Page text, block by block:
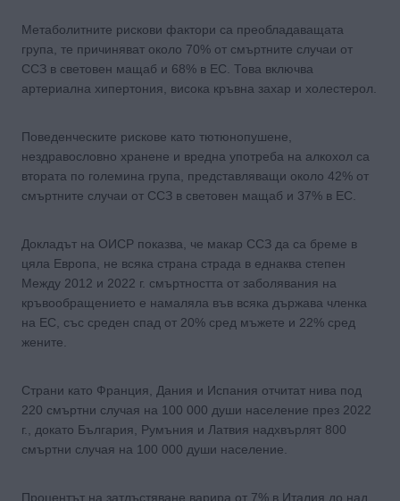
Метаболитните рискови фактори са преобладаващата
група, те причиняват около 70% от смъртните случаи от
ССЗ в световен мащаб и 68% в ЕС. Това включва
артериална хипертония, висока кръвна захар и холестерол.
Поведенческите рискове като тютюнопушене,
нездравословно хранене и вредна употреба на алкохол са
втората по големина група, представляващи около 42% от
смъртните случаи от ССЗ в световен мащаб и 37% в ЕС.
Докладът на ОИСР показва, че макар ССЗ да са бреме в
цяла Европа, не всяка страна страда в еднаква степен
Между 2012 и 2022 г. смъртността от заболявания на
кръвообращението е намаляла във всяка държава членка
на ЕС, със среден спад от 20% сред мъжете и 22% сред
жените.
Страни като Франция, Дания и Испания отчитат нива под
220 смъртни случая на 100 000 души население през 2022
г., докато България, Румъния и Латвия надхвърлят 800
смъртни случая на 100 000 души население.
Процентът на затлъстяване варира от 7% в Италия до над